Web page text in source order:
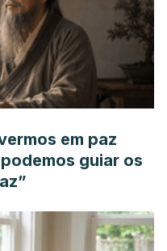
em paz
guiar os